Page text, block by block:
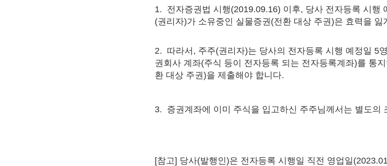
1. 전자증권법 시행(2019.09.16) 이후, 당사 전자등록 시행
(권리자)가 소유중인 실물증권(전환 대상 주권)은 효력을 잃
2. 따라서, 주주(권리자)는 당사의 전자등록 시행 예정일 5
권회사 계좌(주식 등이 전자등록 되는 전자등록계좌)를 통
환 대상 주권)을 제출해야 합니다.
3. 증권계좌에 이미 주식을 입고하신 주주님께서는 별도의
[참고] 당사(발행인)은 전자등록 시행일 직전 영업일